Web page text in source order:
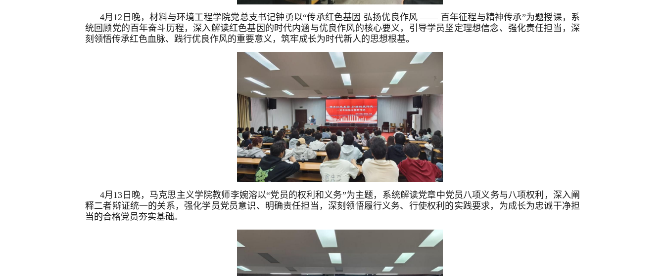
4月12日晚，材料与环境工程学院党总支书记钟勇以“传承红色基因 弘扬优良作风 —— 百年征程与精神传承”为题授课，系
统回顾党的百年奋斗历程，深入解读红色基因的时代内涵与优良作风的核心要义，引导学员坚定理想信念、强化责任担当，深
刻领悟传承红色血脉、践行优良作风的重要意义，筑牢成长为时代新人的思想根基。
4月13日晚，马克思主义学院教师李婉溶以“党员的权利和义务”为主题，系统解读党章中党员八项义务与八项权利，深入阐
释二者辩证统一的关系，强化学员党员意识、明确责任担当，深刻领悟履行义务、行使权利的实践要求，为成长为忠诚干净担
当的合格党员夯实基础。